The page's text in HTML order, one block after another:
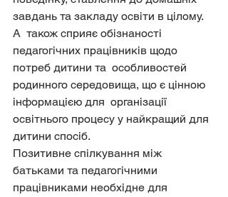
завдань та закладу освіти в цілому.
А  також сприяє обізнаності
педагогічних працівників щодо
потреб дитини та  особливостей
родинного середовища, що є цінною
інформацією для  організації
освітнього процесу у найкращий для
дитини спосіб.
Позитивне спілкування між
батьками та педагогічними
працівниками необхідне для